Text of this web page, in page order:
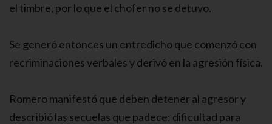
el timbre, por lo que el chofer no se detuvo.
Se generó entonces un entredicho que comenzó con
recriminaciones verbales y derivó en la agresión física.
Romero manifestó que deben detener al agresor y
describió las secuelas que padece: dificultad para